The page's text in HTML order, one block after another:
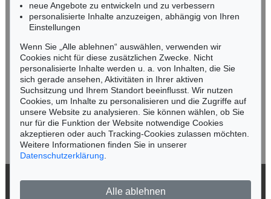
Keine Auktion mehr verpassen!
Wir informieren Sie rechtzeitig.
Jetzt zum Newsletter anmelden >
neue Angebote zu entwickeln und zu verbessern
personalisierte Inhalte anzuzeigen, abhängig von Ihren
Einstellungen
Wenn Sie „Alle ablehnen“ auswählen, verwenden wir
Cookies nicht für diese zusätzlichen Zwecke. Nicht
personalisierte Inhalte werden u. a. von Inhalten, die Sie
sich gerade ansehen, Aktivitäten in Ihrer aktiven
Suchsitzung und Ihrem Standort beeinflusst. Wir nutzen
Cookies, um Inhalte zu personalisieren und die Zugriffe auf
unsere Website zu analysieren. Sie können wählen, ob Sie
nur für die Funktion der Website notwendige Cookies
akzeptieren oder auch Tracking-Cookies zulassen möchten.
Weitere Informationen finden Sie in unserer
Datenschutzerklärung
Alle ablehnen